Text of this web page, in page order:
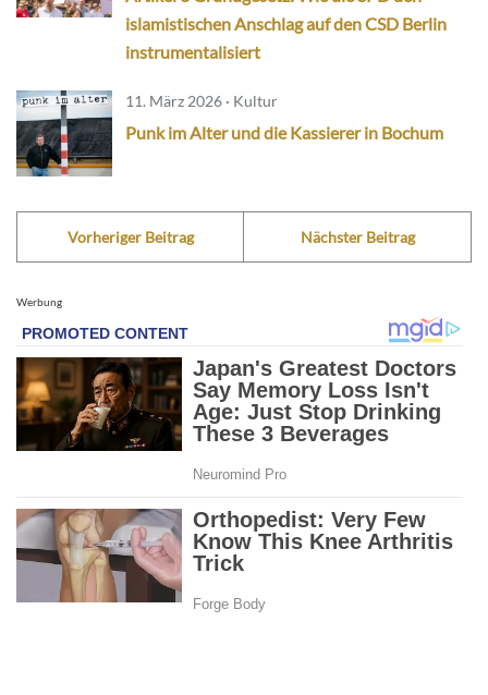
islamistischen Anschlag auf den CSD Berlin
instrumentalisiert
11. März 2026 · Kultur
Punk im Alter und die Kassierer in Bochum
Vorheriger Beitrag Nächster Beitrag
Werbung